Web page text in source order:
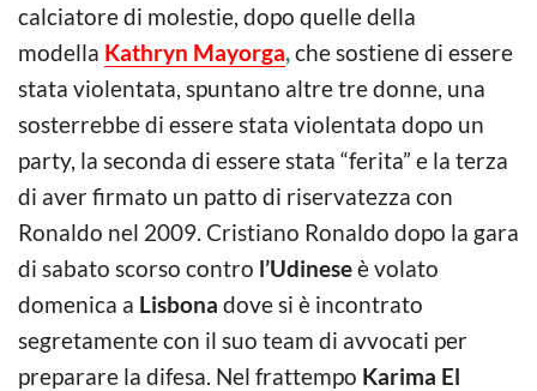
calciatore di molestie, dopo quelle della
modella Kathryn Mayorga,che sostiene di essere
stata violentata, spuntano altre tre donne, una
sosterrebbe di essere stata violentata dopo un
party, la seconda di essere stata “ferita” e la terza
di aver firmato un patto di riservatezza con
Ronaldo nel 2009. Cristiano Ronaldo dopo la gara
di sabato scorso contro l’Udineseè volato
domenica a Lisbona dove si è incontrato
segretamente con il suo team di avvocati per
preparare la difesa. Nel frattempo Karima El